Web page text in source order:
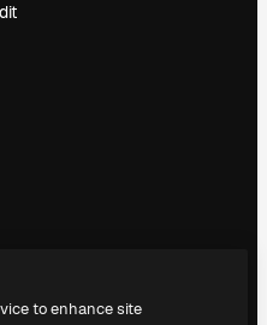
to enhance site